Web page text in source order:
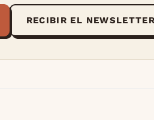
RECIBIR EL NEWSLETTER